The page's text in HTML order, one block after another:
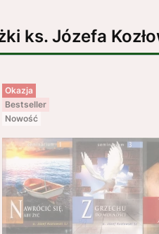
ks. Józefa
Okazja
Bestseller
Nowość